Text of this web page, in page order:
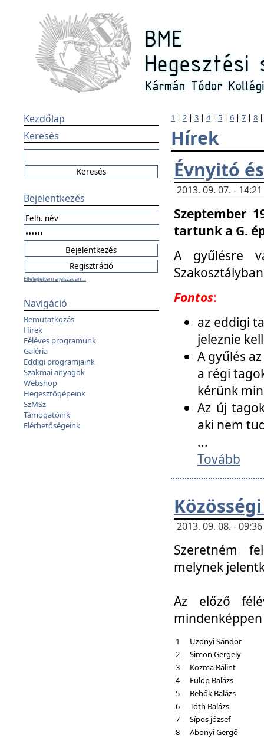
Kezdőlap
Keresés
Bejelentkezés
Elfelejtettem a jelszavam...
Navigáció
Bemutatkozás
Hírek
Féléves programunk
Galéria
Eddigi programjaink
Szakmai anyagok
Webshop
Hegesztőgépeink
SzMSz
Támogatóink
Elérhetőségeink
1 | 2 | 3 | 4| 5 | 6 | 7 | 8
Hírek
Évnyitó
2013. 09. 07. -
Szeptember
tartunk a G.
A gyűlésre
Fontos:
az eddigi
jeleznie
A gyűlés
a régi
kérünk
Az új
aki nem
...
Tovább
2013. 09. 08. -
Szeretném
melynek
Az előző
1
Uzonyi Sándor
2
Simon Gergely
3
Kozma Bálint
4
Fülöp Balázs
5
Bebők Balázs
6
Tóth Balázs
7
Sípos józsef
8
Abonyi Gergő